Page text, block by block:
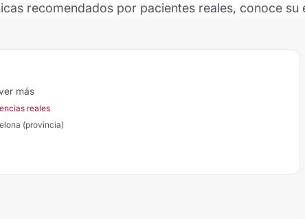
recomendados por pacientes reales, conoce
más
reales
(provincia)